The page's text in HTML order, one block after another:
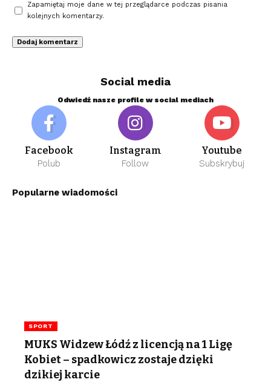
Zapamiętaj moje dane w tej przeglądarce podczas pisania
kolejnych komentarzy.
Social media
Odwiedź nasze profile w social mediach
Facebook
Polub
Instagram
Follow
Youtube
Subskrybuj
Popularne wiadomości
SPORT
MUKS Widzew Łódź z licencją na 1 Ligę
Kobiet – spadkowicz zostaje dzięki
dzikiej karcie